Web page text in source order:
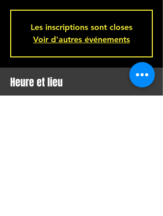
Les inscriptions sont closes
Voir d'autres événements
Heure et lieu